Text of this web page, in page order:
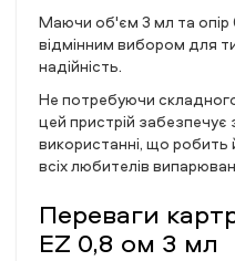
Маючи об'єм 3 мл та опір
відмінним вибором для
надійність.
Не потребуючи
цей пристрій
використанні, що робить
всіх любителів
Переваги
EZ 0,8 ом 3 мл